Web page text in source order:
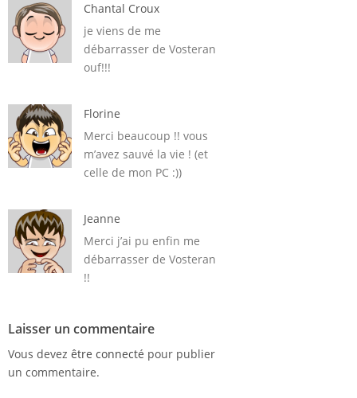
Chantal Croux
je viens de me
débarrasser de Vosteran
ouf!!!
Florine
Merci beaucoup !! vous
m’avez sauvé la vie ! (et
celle de mon PC :))
Jeanne
Merci j’ai pu enfin me
débarrasser de Vosteran
!!
Laisser un commentaire
Vous devez être connecté pour publier
un commentaire.